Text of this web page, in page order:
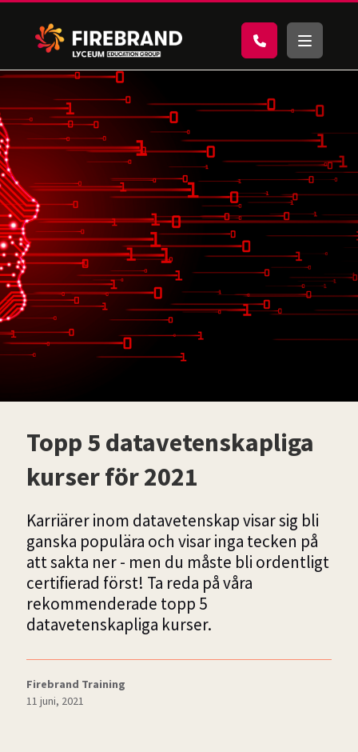
Topp 5 datavetenskapliga
kurser för 2021
Karriärer inom datavetenskap visar sig bli
ganska populära och visar inga tecken på
att sakta ner - men du måste bli ordentligt
certifierad först! Ta reda på våra
rekommenderade topp 5
datavetenskapliga kurser.
Firebrand Training
11 juni, 2021